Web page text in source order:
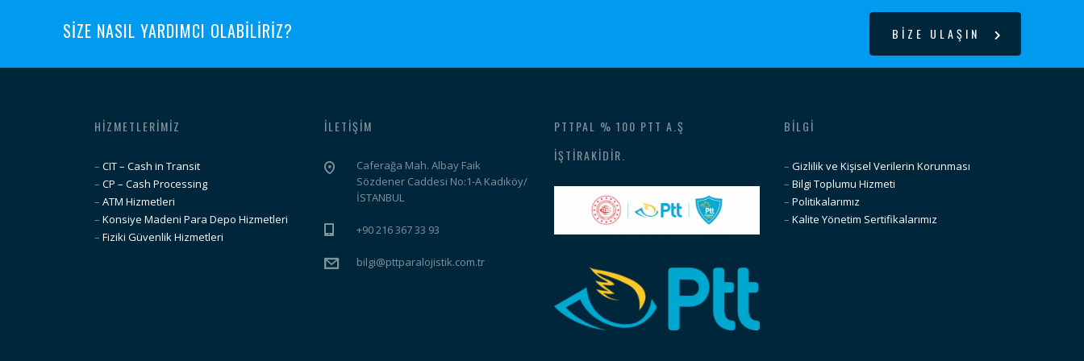
SİZE NASIL YARDIMCI OLABİLİRİZ? BİZE ULAŞIN
HIZMETLERIMIZ
– CIT – Cash in Transit
– CP – Cash Processing
– ATM Hizmetleri
– Konsiye Madeni Para Depo Hizmetleri
– Fiziki Güvenlik Hizmetleri
İLETIŞIM
Caferağa Mah. Albay Faik
Sözdener Caddesi No:1-A Kadıköy/
İSTANBUL
+90 216 367 33 93
bilgi@pttparalojistik.com.tr
PTTPAL % 100 PTT A.Ş
İŞTIRAKIDIR.
BILGI
– Gizlilik ve Kişisel Verilerin Korunması
– Bilgi Toplumu Hizmeti
– Politikalarımız
– Kalite Yönetim Sertifikalarımız